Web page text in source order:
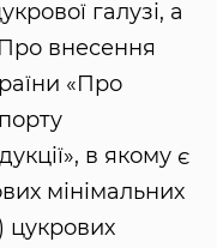
галузі, а
внесення
«Про
в якому є
мінімальних
цукрових